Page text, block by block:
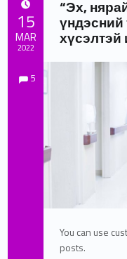
“Эх,
хүсэлтэй
You can use
posts.
15
MAR
2022
Comments:Comments:
5